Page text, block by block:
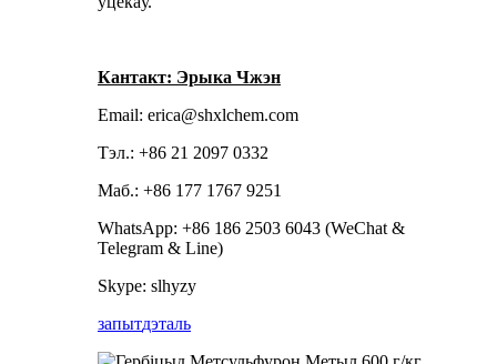
Кантакт: Эрыка Чжэн
Email: erica@shxlchem.com
Тэл.: +86 21 2097 0332
Маб.: +86 177 1767 9251
WhatsApp: +86 186 2503 6043 (WeChat &
Telegram & Line)
Skype: slhyzy
запытдэталь